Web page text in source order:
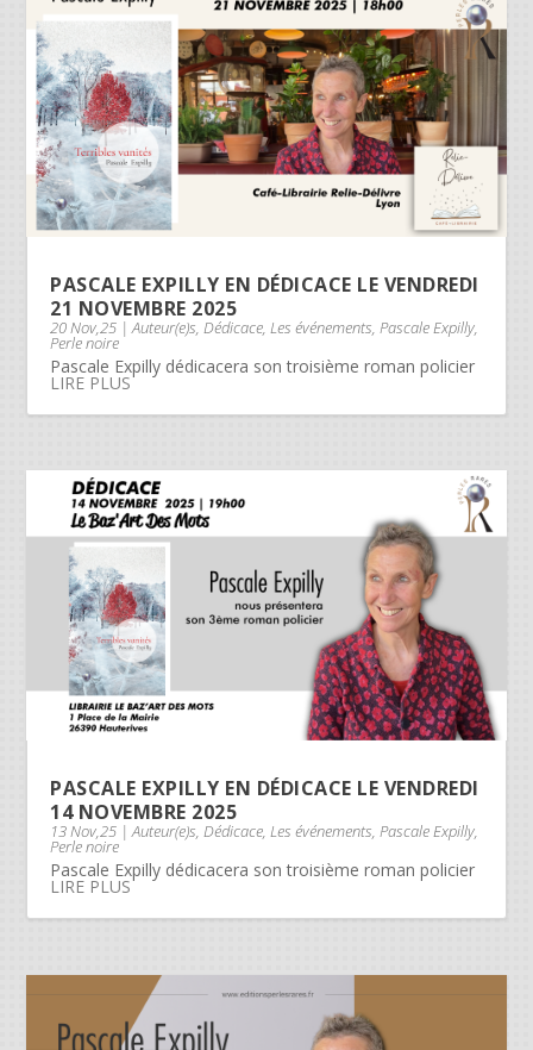
PASCALE EXPILLY EN DÉDICACE LE VENDREDI
21 NOVEMBRE 2025
20 Nov,25 |Auteur(e)s,Dédicace,Les événements,Pascale Expilly,
Perle noire
Pascale Expilly dédicacera son troisième roman policier
LIRE PLUS
PASCALE EXPILLY EN DÉDICACE LE VENDREDI
14 NOVEMBRE 2025
13 Nov,25 |Auteur(e)s,Dédicace,Les événements,Pascale Expilly,
Perle noire
Pascale Expilly dédicacera son troisième roman policier
LIRE PLUS